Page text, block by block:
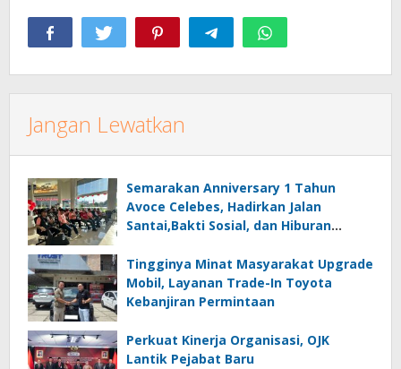
Jangan Lewatkan
Semarakan Anniversary 1 Tahun
Avoce Celebes, Hadirkan Jalan
Santai,Bakti Sosial, dan Hiburan
Tingginya Minat Masyarakat Upgrade
Mobil, Layanan Trade-In Toyota
Kebanjiran Permintaan
Perkuat Kinerja Organisasi, OJK
Lantik Pejabat Baru